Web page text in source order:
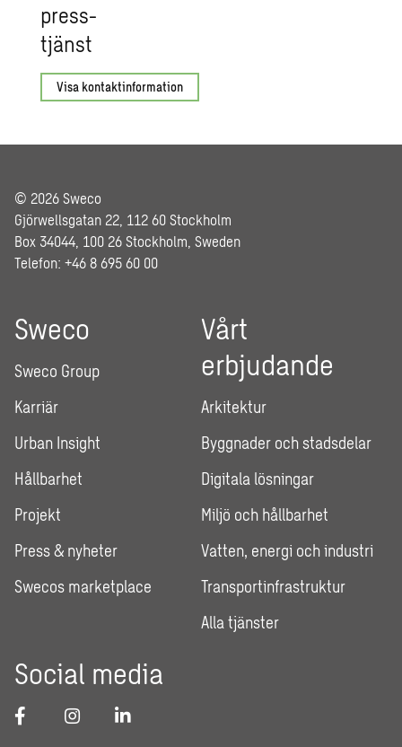
press­
tjänst
Visa kontaktinformation
© 2026 Sweco
Gjörwellsgatan 22, 112 60 Stockholm
Box 34044, 100 26 Stockholm, Sweden
Telefon: +46 8 695 60 00
Sweco
Sweco Group
Karriär
Urban Insight
Hållbarhet
Projekt
Press & nyheter
Swecos marketplace
Vårt
erbjudande
Arkitektur
Byggnader och stadsdelar
Digitala lösningar
Miljö och hållbarhet
Vatten, energi och industri
Transportinfrastruktur
Alla tjänster
Social media